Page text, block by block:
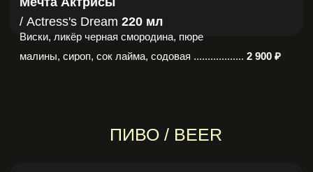
ПИВО / BEER